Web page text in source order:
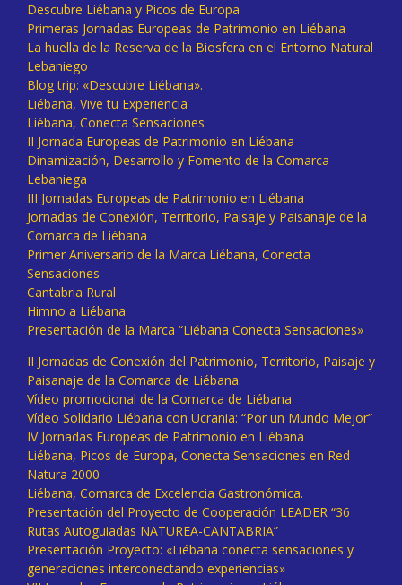
Descubre Liébana y Picos de Europa
Primeras Jornadas Europeas de Patrimonio en Liébana
La huella de la Reserva de la Biosfera en el Entorno Natural
Lebaniego
Blog trip: «Descubre Liébana».
Liébana, Vive tu Experiencia
Liébana, Conecta Sensaciones
II Jornada Europeas de Patrimonio en Liébana
Dinamización, Desarrollo y Fomento de la Comarca
Lebaniega
III Jornadas Europeas de Patrimonio en Liébana
Jornadas de Conexión, Territorio, Paisaje y Paisanaje de la
Comarca de Liébana
Primer Aniversario de la Marca Liébana, Conecta
Sensaciones
Cantabria Rural
Himno a Liébana
Presentación de la Marca “Liébana Conecta Sensaciones»
II Jornadas de Conexión del Patrimonio, Territorio, Paisaje y
Paisanaje de la Comarca de Liébana.
Vídeo promocional de la Comarca de Liébana
Vídeo Solidario Liébana con Ucrania: “Por un Mundo Mejor”
IV Jornadas Europeas de Patrimonio en Liébana
Liébana, Picos de Europa, Conecta Sensaciones en Red
Natura 2000
Liébana, Comarca de Excelencia Gastronómica.
Presentación del Proyecto de Cooperación LEADER “36
Rutas Autoguiadas NATUREA-CANTABRIA”
Presentación Proyecto: «Liébana conecta sensaciones y
generaciones interconectando experiencias»